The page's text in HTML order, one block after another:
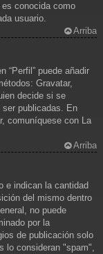
conocida como
usuario.
Arriba
“Perfil” puede añadir
Gravatar,
decide si se
ser publicadas. En
comuníquese con La
Arriba
e indican la cantidad
del mismo dentro
no puede
por la
de publicación solo
lo consideran "spam",